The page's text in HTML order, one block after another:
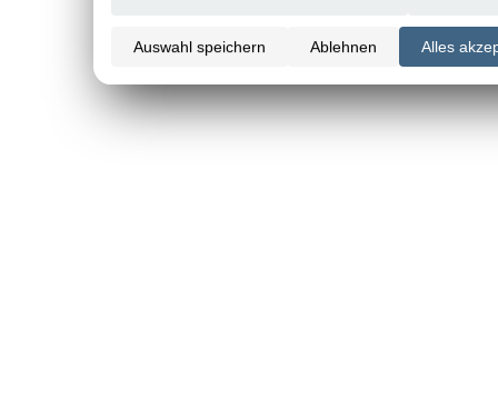
Auswahl speichern Ablehnen Alles